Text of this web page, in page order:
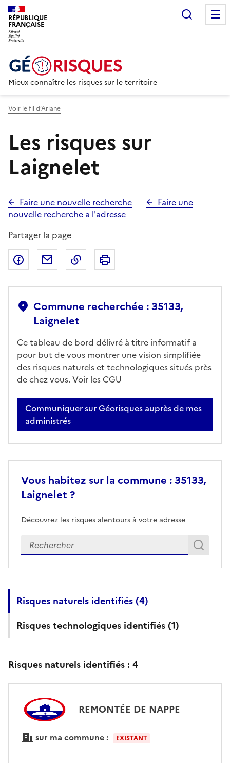
RÉPUBLIQUE
FRANÇAISE
Mieux connaître les risques sur le territoire
Voir le fil d’Ariane
Les risques sur
Laignelet
Faire une nouvelle recherche
Faire une
nouvelle recherche a l'adresse
Partager la page
Partager sur Facebook
Partager par emailCopier dans le presse-papier
Commune recherchée : 35133,
Laignelet
Ce tableau de bord délivré à titre informatif a
pour but de vous montrer une vision simplifiée
des risques naturels et technologiques situés près
de chez vous. Voir les CGU
Communiquer sur Géorisques auprès de mes
administrés
Vous habitez sur la commune : 35133,
Laignelet ?
Découvrez les risques alentours à votre adresse
Veuillez renseigner votre adresse exacte
Risques naturels identifiés (4)
Risques technologiques identifiés (1)
Risques naturels identifiés : 4
REMONTÉE DE NAPPE
sur ma commune : EXISTANT